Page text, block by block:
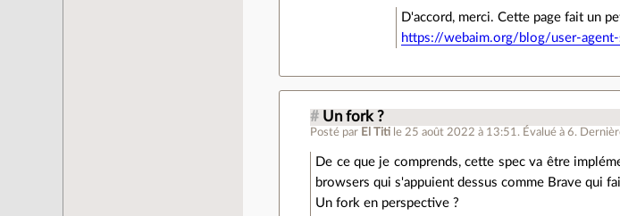
D'accord, merci. Cette page fait un
https://webaim.org/blog/user-
# Un fork ?
Posté par El Titi le 25 août 2022 à 13:51 . Évalué à6.
De ce que je comprends, cette spec va être
browsers qui s'appuient dessus comme Brave qui
Un fork en perspective ?